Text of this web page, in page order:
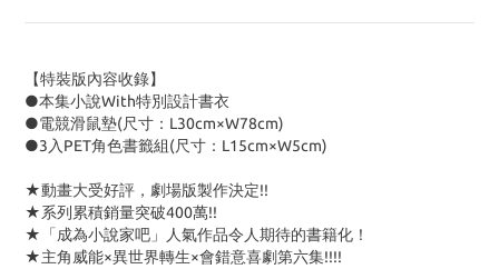
【特裝版內容收錄】
●本集小說With特別設計書衣
●電競滑鼠墊(尺寸：L30cm×W78cm)
●3入PET角色書籤組(尺寸：L15cm×W5cm)
★動畫大受好評，劇場版製作決定!!
★系列累積銷量突破400萬!!
★「成為小說家吧」人氣作品令人期待的書籍化！
★主角威能×異世界轉生×會錯意喜劇第六集!!!!